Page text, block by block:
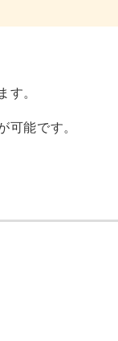
す。
可能です。